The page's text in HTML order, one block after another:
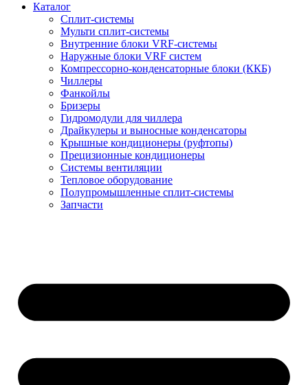
Каталог
Сплит-системы
Мульти сплит-системы
Внутренние блоки VRF-cистемы
Наружные блоки VRF cистем
Компрессорно-конденсаторные блоки (ККБ)
Чиллеры
Фанкойлы
Бризеры
Гидромодули для чиллера
Драйкулеры и выносные конденсаторы
Крышные кондиционеры (руфтопы)
Прецизионные кондиционеры
Системы вентиляции
Тепловое оборудование
Полупромышленные сплит-системы
Запчасти